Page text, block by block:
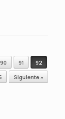
90 91
92
Siguiente »